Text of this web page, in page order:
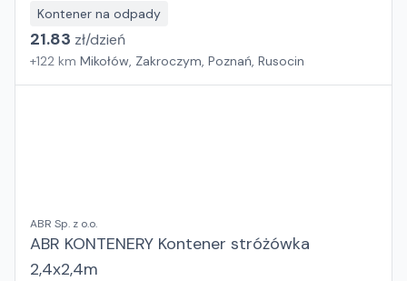
Kontener na odpady
21.83 zł/dzień
+122 km Mikołów, Zakroczym, Poznań, Rusocin
ABR Sp. z o.o.
ABR KONTENERY Kontener stróżówka
2,4x2,4m